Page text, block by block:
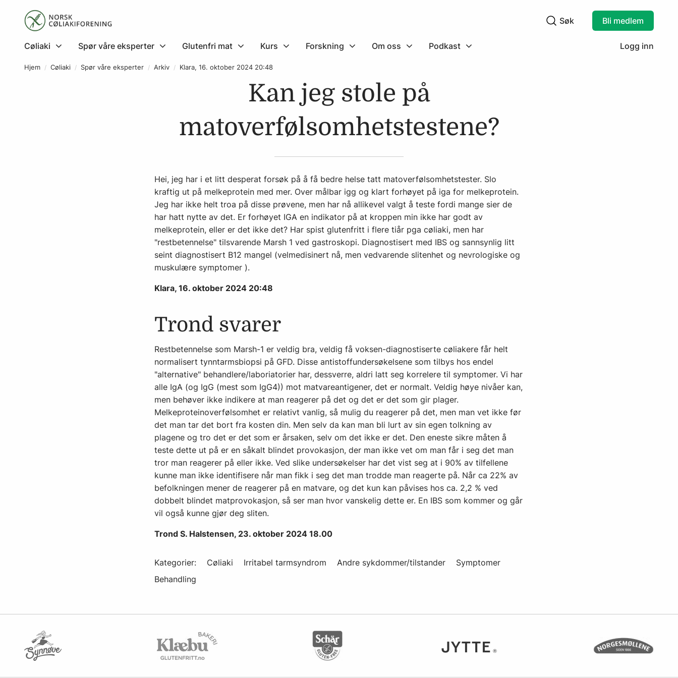
Cøliaki Spør våre eksperter Glutenfri mat Kurs Forskning Om oss Podkast
Søkefelt
Søk Bli medlem
Logg inn
Hjem Cøliaki Spør våre eksperter Arkiv Klara, 16. oktober 2024 20:48
Kan jeg stole på
matoverfølsomhetstestene?
Hei, jeg har i et litt desperat forsøk på å få bedre helse tatt matoverfølsomhetstester. Slo
kraftig ut på melkeprotein med mer. Over målbar igg og klart forhøyet på iga for melkeprotein.
Jeg har ikke helt troa på disse prøvene, men har nå allikevel valgt å teste fordi mange sier de
har hatt nytte av det. Er forhøyet IGA en indikator på at kroppen min ikke har godt av
melkeprotein, eller er det ikke det? Har spist glutenfritt i flere tiår pga cøliaki, men har
"restbetennelse" tilsvarende Marsh 1 ved gastroskopi. Diagnostisert med IBS og sannsynlig litt
seint diagnostisert B12 mangel (velmedisinert nå, men vedvarende slitenhet og nevrologiske og
muskulære symptomer ).
Klara, 16. oktober 2024 20:48
Trond svarer
Restbetennelse som Marsh-1 er veldig bra, veldig få voksen-diagnostiserte cøliakere får helt
normalisert tynntarmsbiopsi på GFD. Disse antistoffundersøkelsene som tilbys hos endel
"alternative" behandlere/laboriatorier har, dessverre, aldri latt seg korrelere til symptomer. Vi har
alle IgA (og IgG (mest som IgG4)) mot matvareantigener, det er normalt. Veldig høye nivåer kan,
men behøver ikke indikere at man reagerer på det og det er det som gir plager.
Melkeproteinoverfølsomhet er relativt vanlig, så mulig du reagerer på det, men man vet ikke før
det man tar det bort fra kosten din. Men selv da kan man bli lurt av sin egen tolkning av
plagene og tro det er det som er årsaken, selv om det ikke er det. Den eneste sikre måten å
teste dette ut på er en såkalt blindet provokasjon, der man ikke vet om man får i seg det man
tror man reagerer på eller ikke. Ved slike undersøkelser har det vist seg at i 90% av tilfellene
kunne man ikke identifisere når man fikk i seg det man trodde man reagerte på. Når ca 22% av
befolkningen mener de reagerer på en matvare, og det kun kan påvises hos ca. 2,2 % ved
dobbelt blindet matprovokasjon, så ser man hvor vanskelig dette er. En IBS som kommer og går
vil også kunne gjør deg sliten.
Trond S. Halstensen, 23. oktober 2024 18.00
Kategorier: Cøliaki Irritabel tarmsyndrom Andre sykdommer/tilstander
Symptomer
Behandling